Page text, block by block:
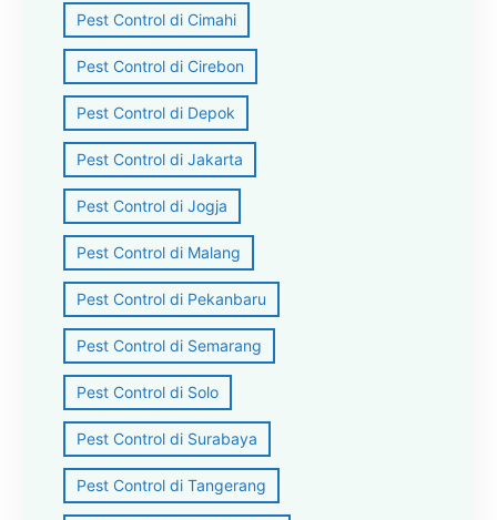
Pest Control di Cimahi
Pest Control di Cirebon
Pest Control di Depok
Pest Control di Jakarta
Pest Control di Jogja
Pest Control di Malang
Pest Control di Pekanbaru
Pest Control di Semarang
Pest Control di Solo
Pest Control di Surabaya
Pest Control di Tangerang